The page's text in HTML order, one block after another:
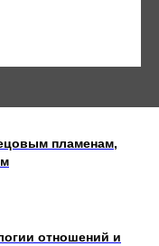
пламенам,
отношений и